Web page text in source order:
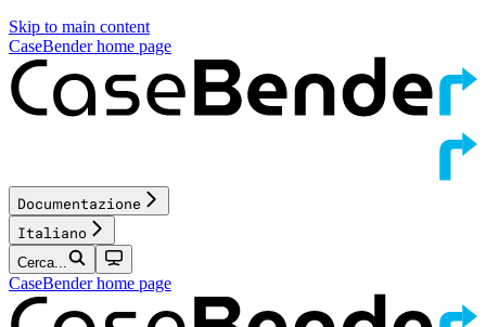
Skip to main content
CaseBenderhome page
Documentazione
Italiano
Cerca...
CaseBenderhome page